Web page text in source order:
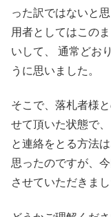
った訳ではないと
用者としてはこの
いして、 通常どお
うに思いました。
そこで、落札者様
せて頂いた状態で
と連絡をとる方法
思ったのですが、
させていただきまし